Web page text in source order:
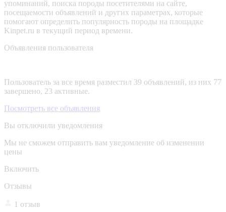
упоминаний, поиска породы посетителями на сайте,
посещаемости объявлений и других параметрах, которые
помогают определить популярность породы на площадке
Kinpet.ru в текущий период времени.
Объявления пользователя
Пользователь за все время разместил 39 объявлений, из них 77
завершено, 23 активные.
Посмотреть все объявления
Вы отключили уведомления
Мы не сможем отправить вам уведомление об изменении
цены
Включить
Отзывы
1 отзыв